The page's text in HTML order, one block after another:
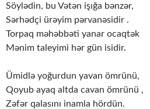
Söylədin, bu Vətən işığa bənzər,
Sərhədçi ürəyim pərvanəsidir .
Torpaq məhəbbəti yanar ocaqtək
Mənim taleyimi hər gün isidir.
Ümidlə yoğurdun yavan ömrünü,
Qoyub ayaq altda cavan ömrünü ,
Zəfər qalasını inamla hördün.